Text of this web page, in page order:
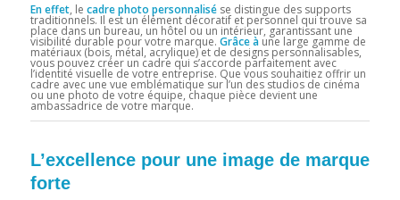
En effet, le cadre photo personnalisése distingue des supports
traditionnels. Il est un élément décoratif et personnel qui trouve sa
place dans un bureau, un hôtel ou un intérieur, garantissant une
visibilité durable pour votre marque. Grâce àune large gamme de
matériaux (bois, métal, acrylique) et de designs personnalisables,
vous pouvez créer un cadre qui s’accorde parfaitement avec
l’identité visuelle de votre entreprise. Que vous souhaitiez offrir un
cadre avec une vue emblématique sur l’un des studios de cinéma
ou une photo de votre équipe, chaque pièce devient une
ambassadrice de votre marque.
L’excellence pour une image de marque
forte